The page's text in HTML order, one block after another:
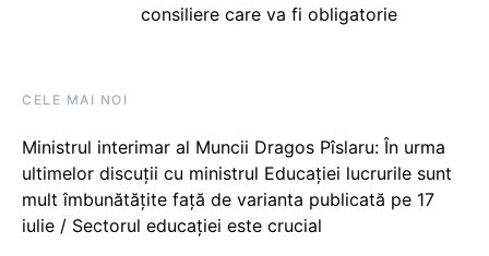
consiliere care va fi obligatorie
CELE MAI NOI
Ministrul interimar al Muncii Dragos Pîslaru: În urma
ultimelor discuții cu ministrul Educației lucrurile sunt
mult îmbunătățite față de varianta publicată pe 17
iulie / Sectorul educației este crucial